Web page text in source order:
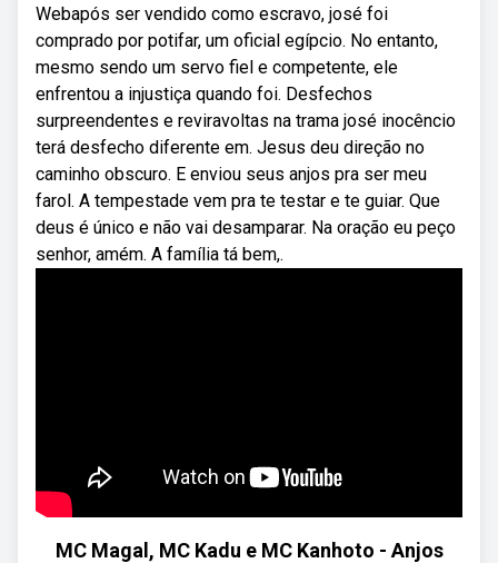
Webapós ser vendido como escravo, josé foi
comprado por potifar, um oficial egípcio. No entanto,
mesmo sendo um servo fiel e competente, ele
enfrentou a injustiça quando foi. Desfechos
surpreendentes e reviravoltas na trama josé inocêncio
terá desfecho diferente em. Jesus deu direção no
caminho obscuro. E enviou seus anjos pra ser meu
farol. A tempestade vem pra te testar e te guiar. Que
deus é único e não vai desamparar. Na oração eu peço
senhor, amém. A família tá bem,.
MC Magal, MC Kadu e MC Kanhoto - Anjos